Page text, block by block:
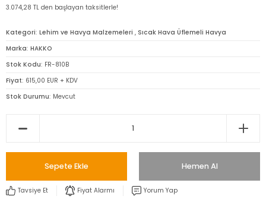
3.074,28 TL den başlayan taksitlerle!
Kategori Lehim ve Havya Malzemeleri , Sıcak Hava Üflemeli Havya
Marka HAKKO
Stok Kodu FR-810B
Fiyat 615,00 EUR + KDV
Stok Durumu Mevcut
Sepete Ekle Hemen Al
Tavsiye Et Fiyat Alarmı Yorum Yap